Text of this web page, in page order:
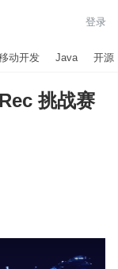
登录
动开发 Java 开源
挑战赛